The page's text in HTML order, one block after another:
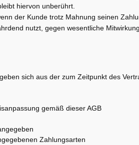
hiervon unberührt.
der Kunde trotz Mahnung seinen
nutzt, gegen wesentliche
sich aus der zum Zeitpunkt des
gemäß dieser AGB
Zahlungsarten